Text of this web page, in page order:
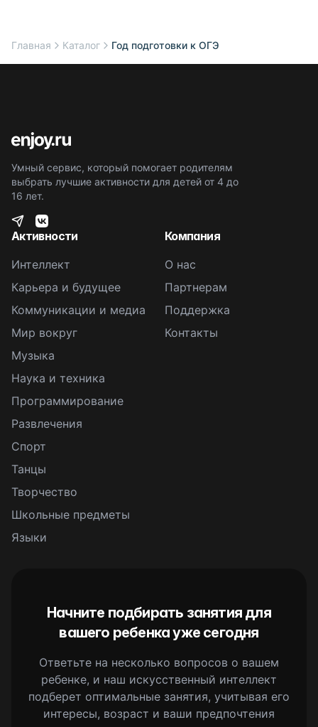
Главная Каталог Год подготовки к ОГЭ
Умный сервис, который помогает родителям
выбрать лучшие активности для детей от 4 до
16 лет.
Активности
Интеллект
Карьера и будущее
Коммуникации и медиа
Мир вокруг
Музыка
Наука и техника
Программирование
Развлечения
Спорт
Танцы
Творчество
Школьные предметы
Языки
Компания
О нас
Партнерам
Поддержка
Контакты
Начните подбирать занятия для
вашего ребенка уже сегодня
Ответьте на несколько вопросов о вашем
ребенке, и наш искусственный интеллект
подберет оптимальные занятия, учитывая его
интересы, возраст и ваши предпочтения